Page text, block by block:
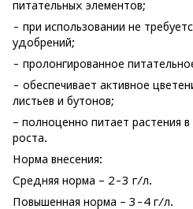
питательных элементов;
- при использовании не
удобрений;
- пролонгированное
- обеспечивает активное
листьев и бутонов;
– полноценно питает растения
роста.
Норма внесения:
Средняя норма – 2-3 г/л.
Повышенная норма – 3-4 г/л.